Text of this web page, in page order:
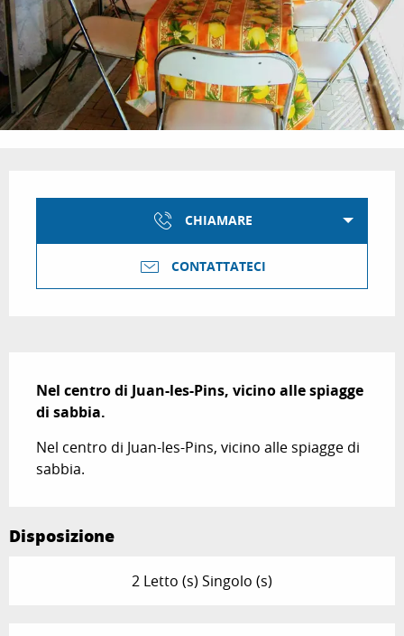
CHIAMARE
CONTATTATECI
Nel centro di Juan-les-Pins, vicino alle spiagge
di sabbia.
Nel centro di Juan-les-Pins, vicino alle spiagge di
sabbia.
Disposizione
2 Letto (s) Singolo (s)